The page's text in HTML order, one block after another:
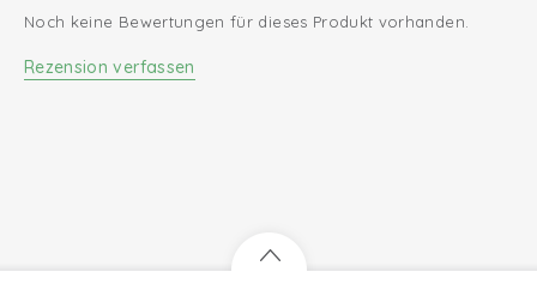
Noch keine Bewertungen für dieses Produkt vorhanden.
Rezension verfassen